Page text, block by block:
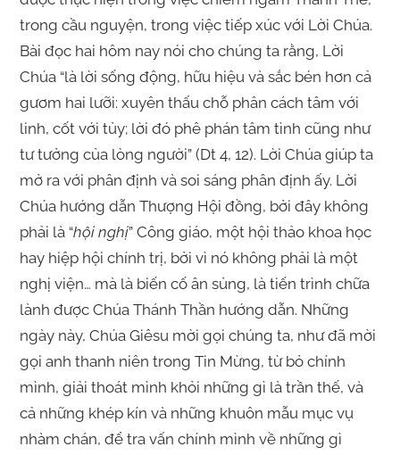
trong cầu nguyện, trong việc tiếp xúc với Lời Chúa.
Bài đọc hai hôm nay nói cho chúng ta rằng, Lời
Chúa “là lời sống động, hữu hiệu và sắc bén hơn cả
gươm hai lưỡi: xuyên thấu chỗ phân cách tâm với
linh, cốt với tủy; lời đó phê phán tâm tình cũng như
tư tưởng của lòng người” (Dt 4, 12). Lời Chúa giúp ta
mở ra với phân định và soi sáng phân định ấy. Lời
Chúa hướng dẫn Thượng Hội đồng, bởi đây không
phải là “hội nghị” Công giáo, một hội thảo khoa học
hay hiệp hội chính trị, bởi vì nó không phải là một
nghị viện… mà là biến cố ân sủng, là tiến trình chữa
lành được Chúa Thánh Thần hướng dẫn. Những
ngày này, Chúa Giêsu mời gọi chúng ta, như đã mời
gọi anh thanh niên trong Tin Mừng, từ bỏ chính
mình, giải thoát mình khỏi những gì là trần thế, và
cả những khép kín và những khuôn mẫu mục vụ
nhàm chán, để tra vấn chính mình về những gì